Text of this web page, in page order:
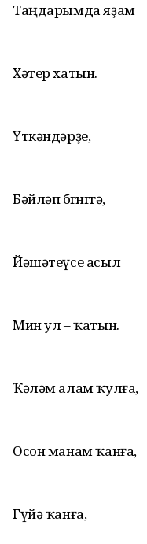
Таңдарымда яҙам
Хәтер хатын.
Үткәндәрҙе,
Бәйләп бөгөнгөгә,
Йәшәтеүсе асыл
Мин ул – ҡатын.
Ҡәләм алам ҡулға,
Осон манам ҡанға,
Гүйә ҡанға,